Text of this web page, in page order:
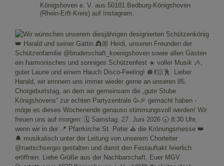
Königshoven e. V. aus 50181 Bedburg-Königshoven
(Rhein-Erft-Kreis) auf Instagram.